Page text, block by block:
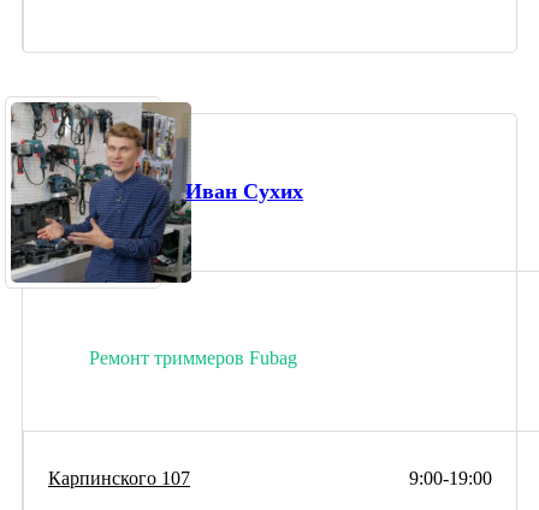
Иван Сухих
Ремонт триммеров Fubag
9:00-19:00
Карпинского 107